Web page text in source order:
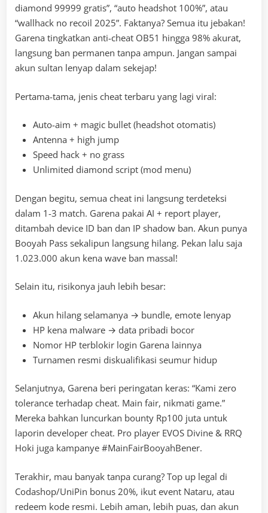
diamond 99999 gratis”, “auto headshot 100%”, atau
“wallhack no recoil 2025”. Faktanya? Semua itu jebakan!
Garena tingkatkan anti-cheat OB51 hingga 98% akurat,
langsung ban permanen tanpa ampun. Jangan sampai
akun sultan lenyap dalam sekejap!
Pertama-tama, jenis cheat terbaru yang lagi viral:
Auto-aim + magic bullet (headshot otomatis)
Antenna + high jump
Speed hack + no grass
Unlimited diamond script (mod menu)
Dengan begitu, semua cheat ini langsung terdeteksi
dalam 1-3 match. Garena pakai AI + report player,
ditambah device ID ban dan IP shadow ban. Akun punya
Booyah Pass sekalipun langsung hilang. Pekan lalu saja
1.023.000 akun kena wave ban massal!
Selain itu, risikonya jauh lebih besar:
Akun hilang selamanya → bundle, emote lenyap
HP kena malware → data pribadi bocor
Nomor HP terblokir login Garena lainnya
Turnamen resmi diskualifikasi seumur hidup
Selanjutnya, Garena beri peringatan keras: “Kami zero
tolerance terhadap cheat. Main fair, nikmati game.”
Mereka bahkan luncurkan bounty Rp100 juta untuk
laporin developer cheat. Pro player EVOS Divine & RRQ
Hoki juga kampanye #MainFairBooyahBener.
Terakhir, mau banyak tanpa curang? Top up legal di
Codashop/UniPin bonus 20%, ikut event Nataru, atau
redeem kode resmi. Lebih aman, lebih puas, dan akun